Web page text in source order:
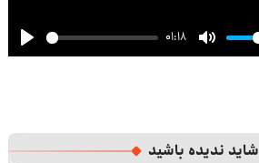
Play
01:18
Mute
شاید ندیده باشید